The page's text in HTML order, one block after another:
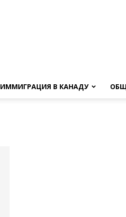
ИММИГРАЦИЯ В КАНАДУ